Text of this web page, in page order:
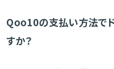
Qoo10の支払い方法で
すか？